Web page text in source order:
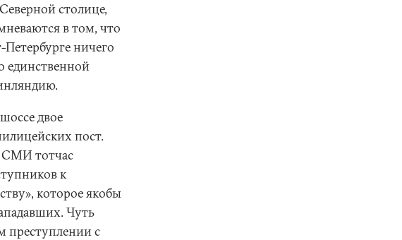
столице,
в том, что
Петербурге ничего
единственной
двое
пост.
СМИ тотчас
к
которое якобы
Чуть
преступлении с